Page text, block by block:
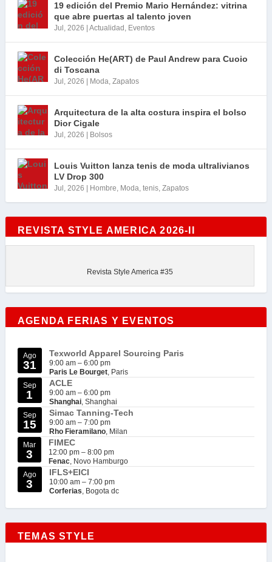
19 edición del Premio Mario Hernández: vitrina
que abre puertas al talento joven
Jul, 2026 Actualidad , Eventos
Colección He(ART) de Paul Andrew para Cuoio
di Toscana
Jul, 2026 Moda, Zapatos
Arquitectura de la alta costura inspira el bolso
Dior Cigale
Jul, 2026 Bolsos
Louis Vuitton lanza tenis de moda ultralivianos
LV Drop 300
Jul, 2026 Hombre, Moda, tenis, Zapatos
REVISTA STYLE AMERICA 2026-II
Revista Style America #35
AGENDA FERIAS Y EVENTOS
Ago
31
Texworld Apparel Sourcing Paris
9:00 am – 6:00 pm
Paris Le Bourget, Paris
Sep
1
ACLE
9:00 am – 6:00 pm
Shanghai, Shanghai
Sep
15
Simac Tanning-Tech
9:00 am – 7:00 pm
Rho Fieramilano, Milan
Mar
3
FIMEC
12:00 pm – 8:00 pm
Fenac, Novo Hamburgo
Ago
3
IFLS+EICI
10:00 am – 7:00 pm
Corferias, Bogota dc
TEMAS STYLE